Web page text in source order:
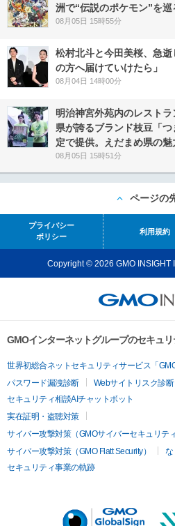
洲で“伝説のポケモン”を巡
08月05日 15時55分
松村北斗と今田美桜、急
の方へ届けていけたら」
08月04日 14時00分
明治神宮外苑内のレスト
県が誇るブランド枝豆「
定で提供。えだまめ県の魅
08月05日 15時51分
ページの
プライバシー
ポリシー
利用規約
Copyright © 2026 GMO INSIGHT
GMOインターネットグループのセキュ
世界初総合ネットセキュリティサービス「
パスワード漏洩診断
Webサイトリスク診断
セキュリティ相談AIチャットボット
実在証明・盗聴対策
サイバー攻撃対策（GMOサイバーセキュリテ
サイバー攻撃対策（GMO Flatt Security）
な
セキュリティ事業の軌跡